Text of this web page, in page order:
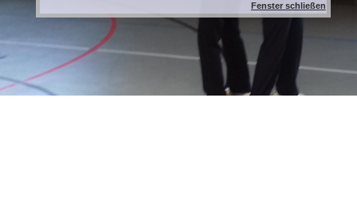
Fenster schließen